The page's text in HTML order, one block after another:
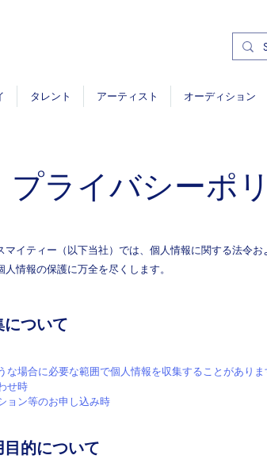
タレント アーティスト オーディション
プライバシーポ
マイティー（以下当社）では、個人情報に関する法令お
情報の保護に万全を尽くします。
ついて
な場合に必要な範囲で個人情報を収集することがありま
せ時
ョン等のお申し込み時
的について